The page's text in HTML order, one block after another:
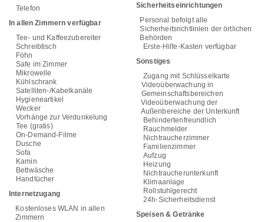
Telefon
In allen Zimmern verfügbar
Tee- und Kaffeezubereiter
Schreibtisch
Föhn
Safe im Zimmer
Mikrowelle
Kühlschrank
Satelliten-/Kabelkanäle
Hygieneartikel
Wecker
Vorhänge zur Verdunkelung
Tee (gratis)
On-Demand-Filme
Dusche
Sofa
Kamin
Bettwäsche
Handtücher
Internetzugang
Kostenloses WLAN in allen
Zimmern
Sicherheitseinrichtungen
Personal befolgt alle
Sicherheitsrichtlinien der örtlichen
Behörden
Erste-Hilfe-Kasten verfügbar
Sonstiges
Zugang mit Schlüsselkarte
Videoüberwachung in
Gemeinschaftsbereichen
Videoüberwachung der
Außenbereiche der Unterkunft
Behindertenfreundlich
Rauchmelder
Nichtraucherzimmer
Familienzimmer
Aufzug
Heizung
Nichtraucherunterkunft
Klimaanlage
Rollstuhlgerecht
24h-Sicherheitsdienst
Speisen & Getränke